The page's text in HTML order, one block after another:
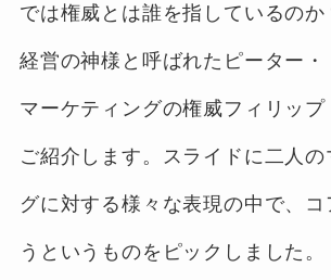
では権威とは誰を指しているのか
経営の神様と呼ばれたピーター・
マーケティングの権威フィリップ
ご紹介します。スライドに二人
グに対する様々な表現の中で、コ
うというものをピックしました。